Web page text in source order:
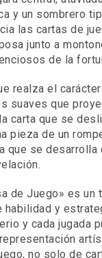
y un sombrero
las cartas de
junto a
de la
realza el
suaves que
carta que se
pieza de un
que se desarrolla
de Juego» es un
y
y cada jugada
no solo de